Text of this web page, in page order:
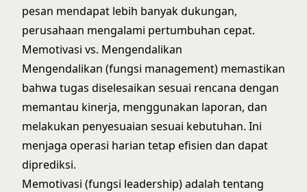
pesan mendapat lebih banyak dukungan,
perusahaan mengalami pertumbuhan cepat.
Memotivasi vs. Mengendalikan
Mengendalikan (fungsi management) memastikan
bahwa tugas diselesaikan sesuai rencana dengan
memantau kinerja, menggunakan laporan, dan
melakukan penyesuaian sesuai kebutuhan. Ini
menjaga operasi harian tetap efisien dan dapat
diprediksi.
Memotivasi (fungsi leadership) adalah tentang